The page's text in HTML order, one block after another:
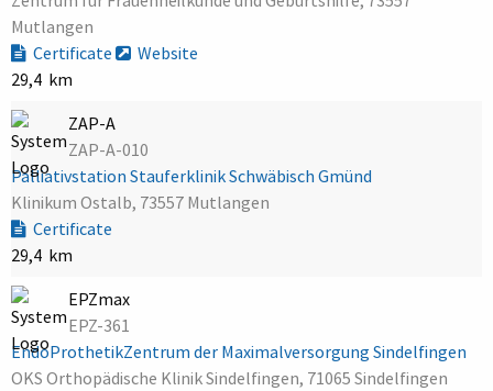
Mutlangen
Certificate
Website
29,4 km
ZAP-A
ZAP-A-010
Palliativstation Stauferklinik Schwäbisch Gmünd
Klinikum Ostalb, 73557 Mutlangen
Certificate
29,4 km
EPZmax
EPZ-361
EndoProthetikZentrum der Maximalversorgung Sindelfingen
OKS Orthopädische Klinik Sindelfingen, 71065 Sindelfingen